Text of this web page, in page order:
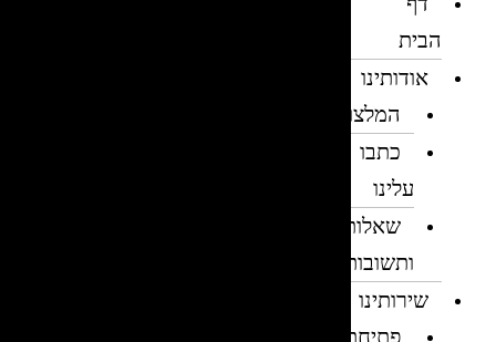
הבית
אודותינו
המלצות
כתבו
עלינו
שאלות
ותשובות
שירותינו
פתיחת